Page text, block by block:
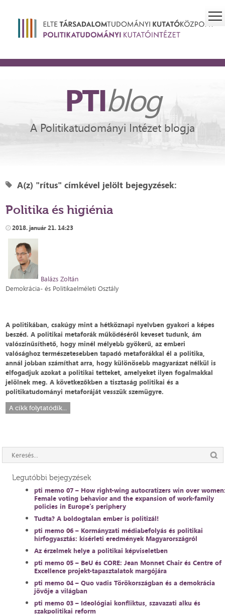
PTIblog
A Politikatudományi Intézet blogja
A(z) "rítus" címkével jelölt bejegyzések:
Politika és higiénia
2018. január 21. 14:23
Balázs Zoltán
Demokrácia- és Politikaelméleti Osztály
A politikában, csakúgy mint a hétköznapi nyelvben gyakori a képes
beszéd. A politikai metaforák működéséről keveset tudunk, ám
valószínűsíthető, hogy minél mélyebb gyökerű, az emberi
valósághoz természetesebben tapadó metaforákkal él a politika,
annál jobban számíthat arra, hogy különösebb magyarázat nélkül is
elfogadjuk azokat a politikai tetteket, amelyeket ilyen fogalmakkal
jelölnek meg. A következőkben a tisztaság politikai és a
politikatudományi metaforáját vesszük szemügyre.
A cikk folytatódik...
Legutóbbi bejegyzések
pti memo 07 – How right-wing autocratizers win over
Female voting behavior and the expansion of work-family
policies in Europe’s periphery
Tudta? A boldogtalan ember is politizál!
pti memo 06 – Kormányzati médiabefolyás és politikai
hírfogyasztás: kísérleti eredmények Magyarországról
Az érzelmek helye a politikai képviseletben
pti memo 05 – BeU és CORE: Jean Monnet Chair és Centre of
Excellence projekt-tapasztalatok margójára
pti memo 04 – Quo vadis Törökországban és a demokrácia
jövője a világban
pti memo 03 – Ideológiai konfliktus, szavazati alku és
szakpolitikai reform